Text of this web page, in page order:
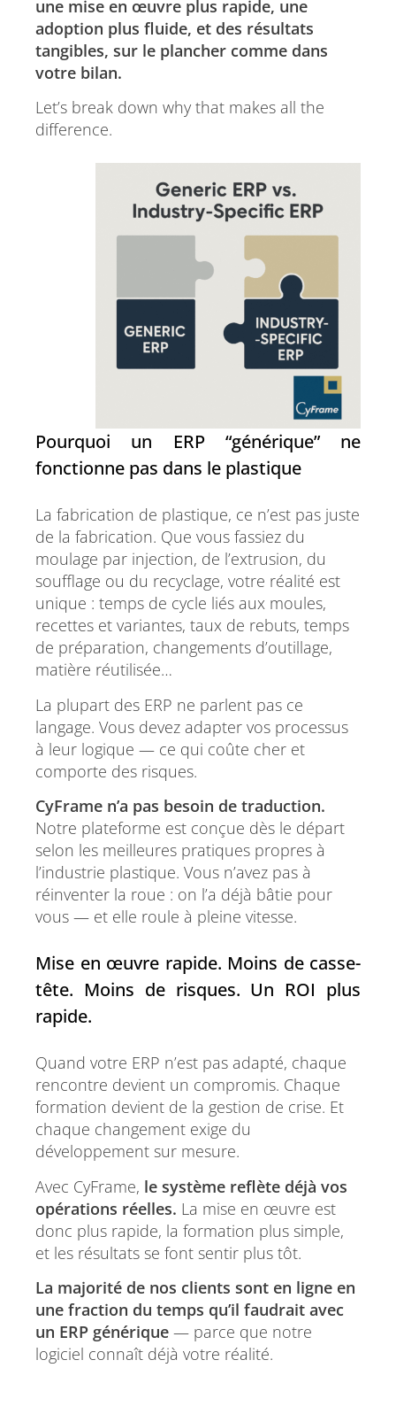
une mise en œuvre plus rapide, une
adoption plus fluide, et des résultats
tangibles, sur le plancher comme dans
votre bilan.
Let’s break down why that makes all the
difference.
Pourquoi un ERP “générique” ne
fonctionne pas dans le plastique
La fabrication de plastique, ce n’est pas juste
de la fabrication. Que vous fassiez du
moulage par injection, de l’extrusion, du
soufflage ou du recyclage, votre réalité est
unique : temps de cycle liés aux moules,
recettes et variantes, taux de rebuts, temps
de préparation, changements d’outillage,
matière réutilisée…
La plupart des ERP ne parlent pas ce
langage. Vous devez adapter vos processus
à leur logique — ce qui coûte cher et
comporte des risques.
CyFrame n’a pas besoin de traduction.
Notre plateforme est conçue dès le départ
selon les meilleures pratiques propres à
l’industrie plastique. Vous n’avez pas à
réinventer la roue : on l’a déjà bâtie pour
vous — et elle roule à pleine vitesse.
Mise en œuvre rapide. Moins de casse-
tête. Moins de risques. Un ROI plus
rapide.
Quand votre ERP n’est pas adapté, chaque
rencontre devient un compromis. Chaque
formation devient de la gestion de crise. Et
chaque changement exige du
développement sur mesure.
Avec CyFrame, le système reflète déjà vos
opérations réelles. La mise en œuvre est
donc plus rapide, la formation plus simple,
et les résultats se font sentir plus tôt.
La majorité de nos clients sont en ligne en
une fraction du temps qu’il faudrait avec
un ERP générique — parce que notre
logiciel connaît déjà votre réalité.